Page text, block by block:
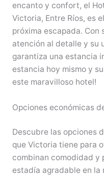
encanto y confort, el
Victoria, Entre Ríos, es
próxima escapada. Con
atención al detalle y su
garantiza una estancia
estancia hoy mismo y
este maravilloso hotel!
Opciones económicas
Descubre las opciones
que Victoria tiene para
combinan comodidad y
estadía agradable en la